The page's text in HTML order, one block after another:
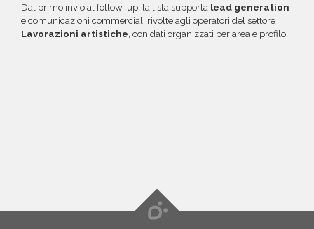
Dal primo invio al follow-up, la lista supporta lead generation
e comunicazioni commerciali rivolte agli operatori del settore
Lavorazioni artistiche, con dati organizzati per area e profilo.